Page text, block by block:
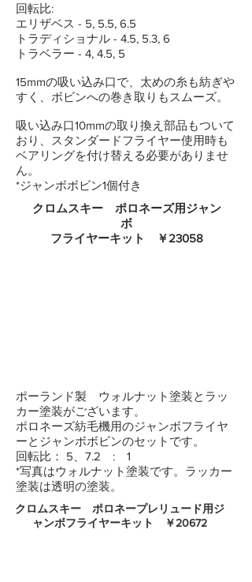
回転比:
エリザベス - 5, 5.5, 6.5
トラディショナル - 4.5, 5.3, 6
トラベラー - 4, 4.5, 5
15mmの吸い込み口で、太めの糸も紡ぎや
すく、ボビンへの巻き取りもスムーズ。
吸い込み口10mmの取り換え部品もついて
おり、スタンダードフライヤー使用時も
ベアリングを付け替える必要がありませ
ん。
*ジャンボボビン1個付き
クロムスキー ポロネーズ用ジャン
ボ
フライヤーキット ￥23058
ポーランド製 ウォルナット塗装とラッ
カー塗装がございます。
ポロネーズ紡毛機用のジャンボフライヤ
ーとジャンボボビンのセットです。
回転比： 5、7.2 : 1
*写真はウォルナット塗装です。ラッカー
塗装は透明の塗装。
クロムスキー ポロネープレリュード用ジ
ャンボフライヤーキット ￥20672